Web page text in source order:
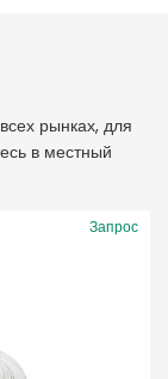
рынках, для
в местный
Запрос